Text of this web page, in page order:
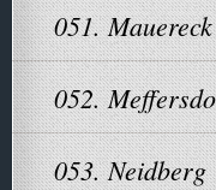
051. Mauereck
052.
053. Neidberg